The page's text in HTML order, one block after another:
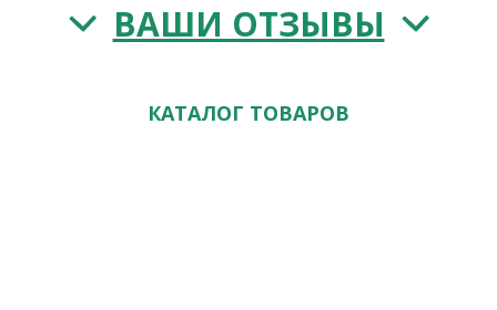
ВАШИ ОТЗЫВЫ
КАТАЛОГ ТОВАРОВ